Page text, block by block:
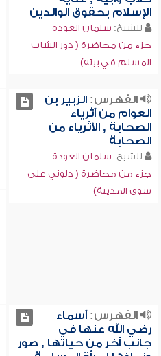
الإسلام بحقوق الوالدين
للشيخ: سلمان العودة
جزء من محاضرة ( دور الشاب
المسلم في بيته)
الفهرس:الزبير بن
العوام من أثرياء
الصحابة , الأثرياء من
الصحابة
للشيخ: سلمان العودة
جزء من محاضرة ( دلوني على
سوق المدينة)
الفهرس:أسماء
رضي الله عنها في
جانب آخر من حياتها , صور